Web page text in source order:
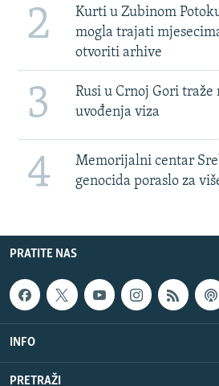
2
Kurti u Zubinom
mogla trajati
otvoriti arhive
3
Rusi u Crnoj Gori traže
uvođenja viza
4
Memorijalni centar
genocida poraslo za
PRATITE NAS
INFO
PRETRAŽI